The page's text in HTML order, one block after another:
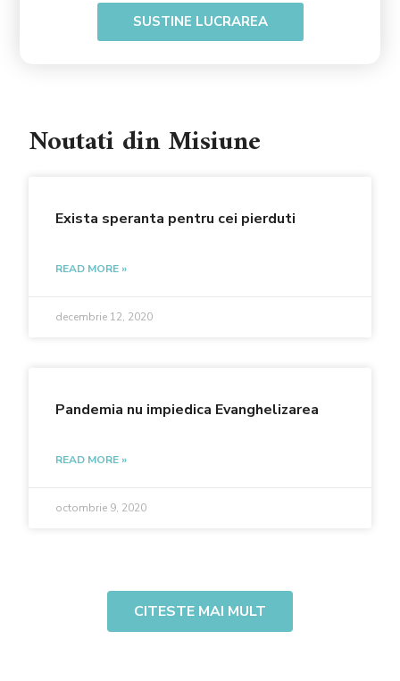
SUSTINE LUCRAREA
Noutati din Misiune
Exista speranta pentru cei pierduti
READ MORE »
decembrie 12, 2020
Pandemia nu impiedica Evanghelizarea
READ MORE »
octombrie 9, 2020
CITESTE MAI MULT